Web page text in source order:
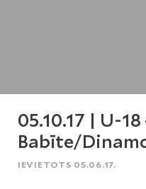
05.10.17 | U-18
Babīte/
IEVIETOTS 05.06.17.